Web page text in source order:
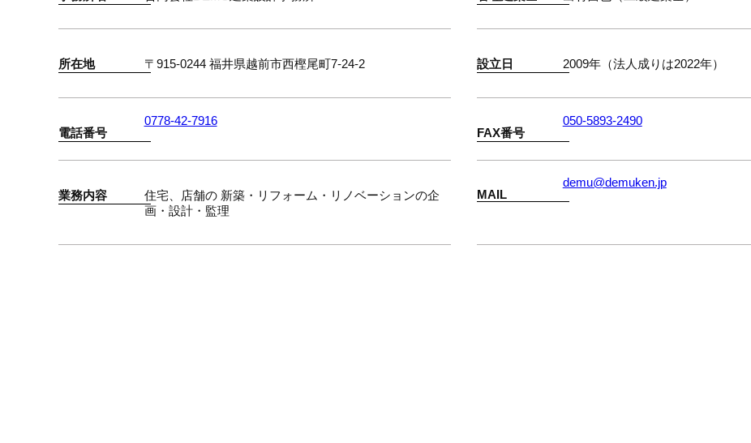
所在地 〒915-0244 福井県越前市西樫尾町7-24-2 設立日 2009年（法人成りは2022年）
電話番号
0778-42-7916
FAX番号
050-5893-2490
業務内容
住宅、店舗の 新築・リフォーム・リノベーションの企
画・設計・監理
MAIL
demu@demuken.jp